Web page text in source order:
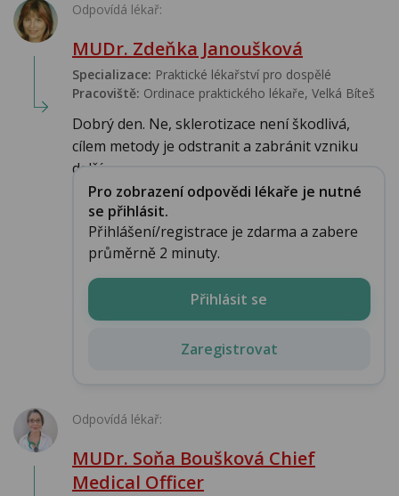
Odpovídá lékař:
MUDr. Zdeňka Janoušková
Specializace: Praktické lékařství pro dospělé
Pracoviště: Ordinace praktického lékaře, Velká Bíteš
Dobrý den. Ne, sklerotizace není škodlivá,
cílem metody je odstranit a zabránit vzniku
další...
Pro zobrazení odpovědi lékaře je nutné
se přihlásit.
Přihlášení/registrace je zdarma a zabere
průměrně 2 minuty.
Přihlásit se
Zaregistrovat
Odpovídá lékař:
MUDr. Soňa Boušková Chief
Medical Officer